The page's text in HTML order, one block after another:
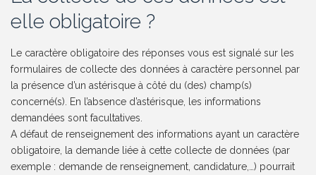
elle obligatoire ?
Le caractère obligatoire des réponses vous est signalé sur les
formulaires de collecte des données à caractère personnel par
la présence d’un astérisque à côté du (des) champ(s)
concerné(s). En l’absence d’astérisque, les informations
demandées sont facultatives.
A défaut de renseignement des informations ayant un caractère
obligatoire, la demande liée à cette collecte de données (par
exemple : demande de renseignement, candidature,…) pourrait